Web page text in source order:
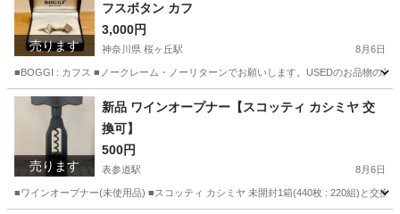
売ります
フスボタン カフ
3,000円
神奈川県 桜ヶ丘駅 8月6日
■BOGGI : カフス ■ノークレーム・ノーリターンでお願いします。USEDのお品物の
神奈川 大和市 桜ヶ丘駅 服/ファッション カフスボタン
売ります
新品 ワインオープナー【スコッティ カシミヤ 交
換可】
500円
表参道駅 8月6日
■ワインオープナー(未使用品) ■スコッティ カシミヤ 未開封1箱(440枚 : 220組)と交換